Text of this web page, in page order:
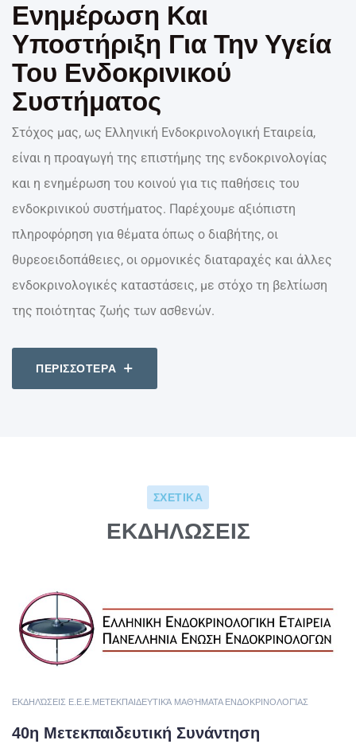
Ενημέρωση Και
Υποστήριξη Για Την Υγεία
Του Ενδοκρινικού
Συστήματος
Στόχος μας, ως Ελληνική Ενδοκρινολογική Εταιρεία,
είναι η προαγωγή της επιστήμης της ενδοκρινολογίας
και η ενημέρωση του κοινού για τις παθήσεις του
ενδοκρινικού συστήματος. Παρέχουμε αξιόπιστη
πληροφόρηση για θέματα όπως ο διαβήτης, οι
θυρεοειδοπάθειες, οι ορμονικές διαταραχές και άλλες
ενδοκρινολογικές καταστάσεις, με στόχο τη βελτίωση
της ποιότητας ζωής των ασθενών.
ΠΕΡΙΣΣΟΤΕΡΑ
ΣΧΕΤΙΚΑ
ΕΚΔΗΛΩΣΕΙΣ
ΕΚΔΗΛΏΣΕΙΣ E.E.E. ΜΕΤΕΚΠΑΙΔΕΥΤΙΚΆ ΜΑΘΉΜΑΤΑ ΕΝΔΟΚΡΙΝΟΛΟΓΊΑΣ
40η Μετεκπαιδευτική Συνάντηση